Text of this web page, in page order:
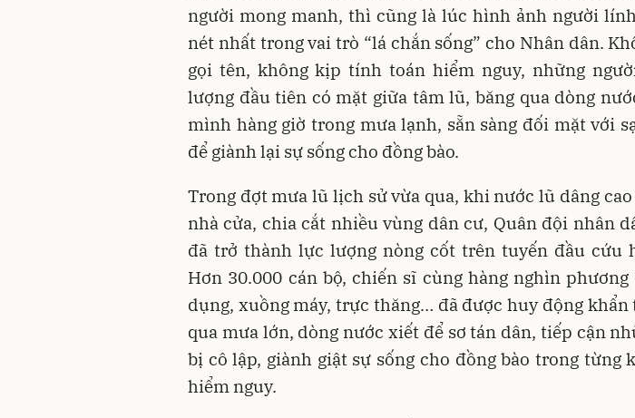
người mong manh, thì cũng là lúc hình ảnh người
nét nhất trong vai trò “lá chắn sống” cho Nhân dân.
gọi tên, không kịp tính toán hiểm nguy, những
lượng đầu tiên có mặt giữa tâm lũ, băng qua dòng
mình hàng giờ trong mưa lạnh, sẵn sàng đối mặt với
để giành lại sự sống cho đồng bào.
Trong đợt mưa lũ lịch sử vừa qua, khi nước lũ dâng
nhà cửa, chia cắt nhiều vùng dân cư, Quân đội nhân
đã trở thành lực lượng nòng cốt trên tuyến đầu cứu
Hơn 30.000 cán bộ, chiến sĩ cùng hàng nghìn
dụng, xuồng máy, trực thăng… đã được huy động
qua mưa lớn, dòng nước xiết để sơ tán dân, tiếp cận
bị cô lập, giành giật sự sống cho đồng bào trong từng
hiểm nguy.